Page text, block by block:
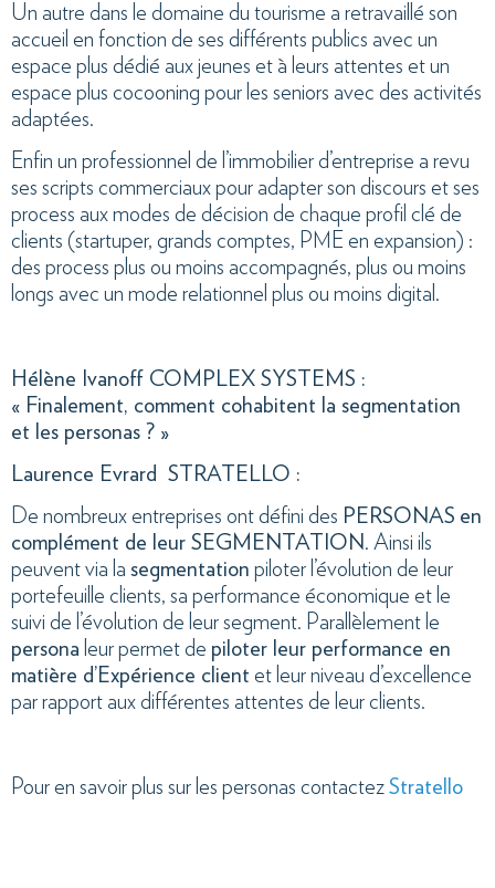
Un autre dans le domaine du tourisme a retravaillé son
accueil en fonction de ses différents publics avec un
espace plus dédié aux jeunes et à leurs attentes et un
espace plus cocooning pour les seniors avec des activités
adaptées.
Enfin un professionnel de l’immobilier d’entreprise a revu
ses scripts commerciaux pour adapter son discours et ses
process aux modes de décision de chaque profil clé de
clients (startuper, grands comptes, PME en expansion) :
des process plus ou moins accompagnés, plus ou moins
longs avec un mode relationnel plus ou moins digital.
Hélène Ivanoff COMPLEX SYSTEMS :
« Finalement, comment cohabitent la segmentation
et les personas ? »
Laurence Evrard STRATELLO :
De nombreux entreprises ont défini des PERSONAS en
complément de leur SEGMENTATION. Ainsi ils
peuvent via la segmentation piloter l’évolution de leur
portefeuille clients, sa performance économique et le
suivi de l’évolution de leur segment. Parallèlement le
persona leur permet de piloter leur performance en
matière d’Expérience client et leur niveau d’excellence
par rapport aux différentes attentes de leur clients.
Pour en savoir plus sur les personas contactez Stratello